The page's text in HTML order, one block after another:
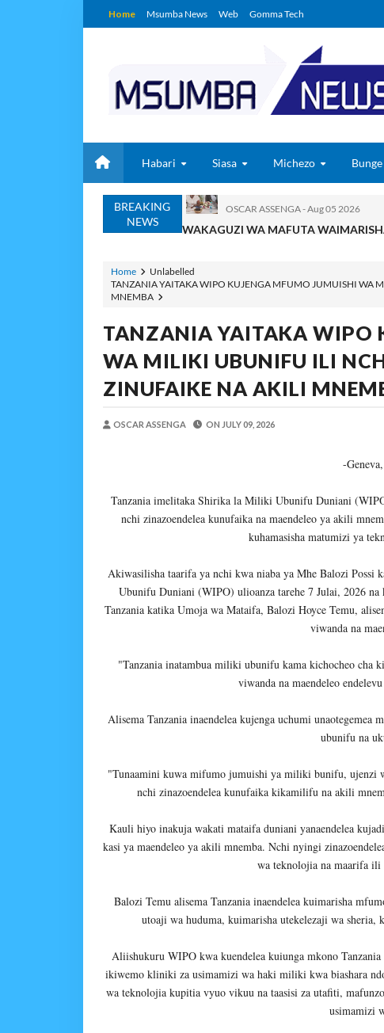
Home Msumba News Web Gomma Tech
Habari Siasa Michezo Bunge
BREAKING
NEWS
WAKAGUZI WA MAFUTA
Alex Sonna-Aug 05 2026
WAKULIMA, WAFUGAJI,
Shamba Langu La Hekari
Zawadi - Aug 05 2026
Mume Wangu Alipoteza
Zawadi -Aug 05 2026
Kila Pesa Niliyopata Ilikuwa
Zawadi -Aug 05 2026
WAMILIKI VITUO VYA
Aug 05 2026
MSUMBA- Aug 05 2026
TANZANIA KUNUFAIKA NA
OSCAR ASSENGA- Aug 05 2026
OSCAR ASSENGA
Home
Unlabelled
TANZANIA YAITAKA WIPO KUJENGA MFUMO JUMUISHI WA
MNEMBA
TANZANIA YAITAKA WIPO
WA MILIKI UBUNIFU ILI
ZINUFAIKE NA AKILI
OSCAR ASSENGA ON JULY 09, 2026
-
Tanzania imelitaka Shirika la Miliki Ubunifu Duniani
nchi zinazoendelea kunufaika na maendeleo ya akili
kuhamasisha matumizi ya
Akiwasilisha taarifa ya nchi kwa niaba ya Mhe Balozi
Ubunifu Duniani (WIPO) ulioanza tarehe 7 Julai, 2026
Tanzania katika Umoja wa Mataifa, Balozi Hoyce Temu,
viwanda na
"Tanzania inatambua miliki ubunifu kama kichocheo cha
viwanda na maendeleo
Alisema Tanzania inaendelea kujenga uchumi
ubunifu na
"Tunaamini kuwa mifumo jumuishi ya miliki bunifu, ujenzi
nchi zinazoendelea kunufaika kikamilifu na akili
Kauli hiyo inakuja wakati mataifa duniani yanaendelea
kasi ya maendeleo ya akili mnemba. Nchi nyingi
wa teknolojia na maarifa
Balozi Temu alisema Tanzania inaendelea kuimarisha
utoaji wa huduma, kuimarisha utekelezaji wa sheria,
Aliishukuru WIPO kwa kuendelea kuiunga mkono
ikiwemo kliniki za usimamizi wa haki miliki kwa biashara
wa teknolojia kupitia vyuo vikuu na taasisi za utafiti,
usimamizi